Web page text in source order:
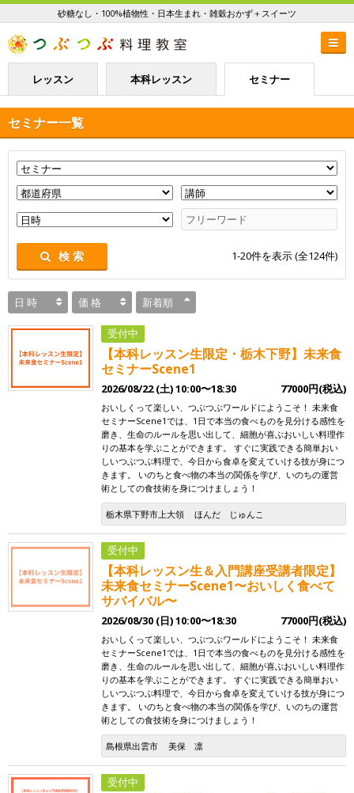
砂糖なし・100%植物性・日本生まれ・雑穀おかず＋スイーツ
レッスン 本科レッスン セミナー
セミナー一覧
検 索 1-20件を表示 (全124件)
日 時 価 格 新着順
受付中
【本科レッスン生限定・栃木下野】未来食
セミナーScene1
2026/08/22 (土) 10:00〜18:30 77000円(税込)
おいしくって楽しい、つぶつぶワールドにようこそ！ 未来食
セミナーScene1では、1日で本当の食べものを見分ける感性を
磨き、生命のルールを思い出して、細胞が喜ぶおいしい料理作
りの基本を学ぶことができます。 すぐに実践できる簡単おい
しいつぶつぶ料理で、今日から食卓を変えていける技が身につ
きます。 いのちと食べ物の本当の関係を学び、いのちの運営
術としての食技術を身につけましょう！
栃木県下野市上大領 ほんだ じゅんこ
受付中
【本科レッスン生＆入門講座受講者限定】
未来食セミナーScene1〜おいしく食べて
サバイバル〜
2026/08/30 (日) 10:00〜18:30 77000円(税込)
おいしくって楽しい、つぶつぶワールドにようこそ！ 未来食
セミナーScene1では、1日で本当の食べものを見分ける感性を
磨き、生命のルールを思い出して、細胞が喜ぶおいしい料理作
りの基本を学ぶことができます。 すぐに実践できる簡単おい
しいつぶつぶ料理で、今日から食卓を変えていける技が身につ
きます。 いのちと食べ物の本当の関係を学び、いのちの運営
術としての食技術を身につけましょう！
島根県出雲市 美保 凛
受付中